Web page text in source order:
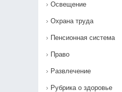
Освещение
Охрана труда
Пенсионная система
Право
Развлечение
Рубрика о здоровье